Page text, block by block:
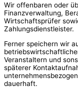
Wir offenbaren oder
Finanzverwaltung,
Wirtschaftsprüfer
Zahlungsdienstleister.
Ferner speichern wir
Veranstaltern und
späterer
dauerhaft.